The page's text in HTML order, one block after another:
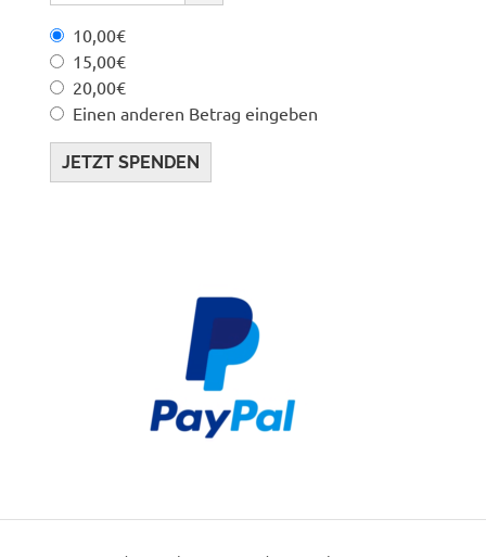
10,00€
15,00€
20,00€
Einen anderen Betrag eingeben
JETZT SPENDEN